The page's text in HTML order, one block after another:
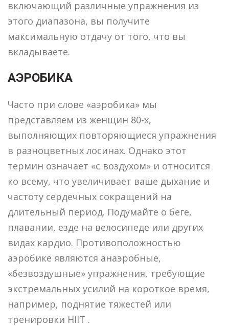
включающий различные упражнения из
этого диапазона, вы получите
максимальную отдачу от того, что вы
вкладываете.
АЭРОБИКА
Часто при слове «аэробика» мы
представляем из женщин 80-х,
выполняющих повторяющиеся упражнения
в разноцветных лосинах. Однако этот
термин означает «с воздухом» и относится
ко всему, что увеличивает ваше дыхание и
частоту сердечных сокращений на
длительный период. Подумайте о беге,
плавании, езде на велосипеде или других
видах кардио. Противоположностью
аэробике являются анаэробные,
«безвоздушные» упражнения, требующие
экстремальных усилий на короткое время,
например, поднятие тяжестей или
тренировки HIIT .